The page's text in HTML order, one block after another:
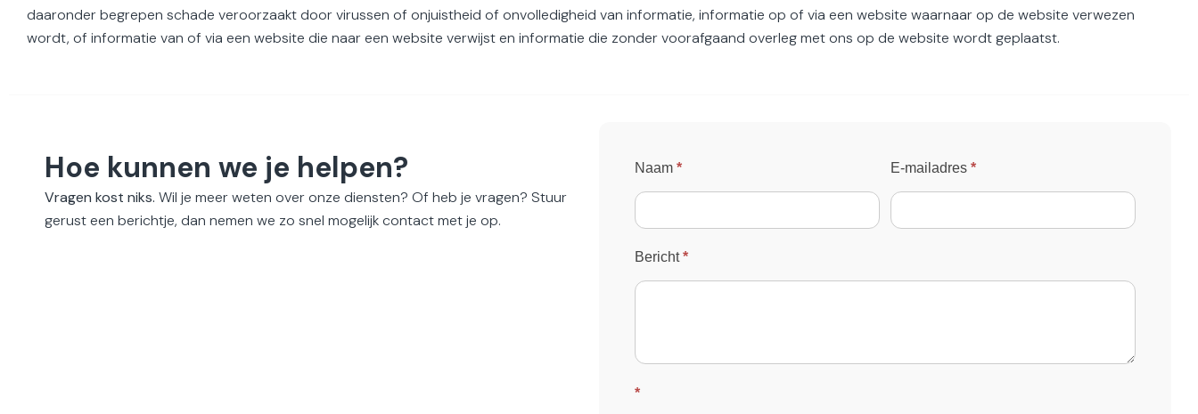
daaronder begrepen schade veroorzaakt door virussen of onjuistheid of onvolledigheid van informatie, informatie op of via een website waarnaar op de website verwezen
wordt, of informatie van of via een website die naar een website verwijst en informatie die zonder voorafgaand overleg met ons op de website wordt geplaatst.
Hoe kunnen we je helpen?
Vragen kost niks. Wil je meer weten over onze diensten? Of heb je vragen? Stuur
gerust een berichtje, dan nemen we zo snel mogelijk contact met je op.
Contact
opnemen
Naam * E-mailadres *
Bericht*
*